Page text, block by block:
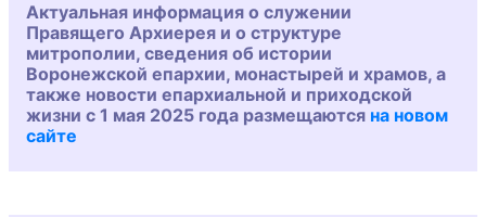
Актуальная информация о служении
Правящего Архиерея и о структуре
митрополии, сведения об истории
Воронежской епархии, монастырей и храмов, а
также новости епархиальной и приходской
жизни с 1 мая 2025 года размещаются на новом
сайте